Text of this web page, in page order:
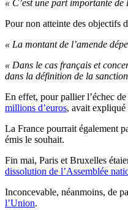
« C’est une part importante
Pour non atteinte des objectifs
« La montant de l’amende
« Dans le cas français et
dans la définition de la
En effet, pour pallier l’échec
millions d’euros, avait expliqué
La France pourrait également
émis le souhait.
Fin mai, Paris et Bruxelles
dissolution de l’Assemblée
Inconcevable, néanmoins, de
l’Union.